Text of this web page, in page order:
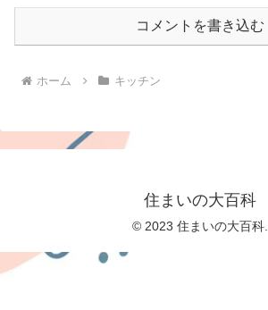
コメントを書き込む
ホーム キッチン
住まいの大百科
© 2023 住まいの大百科.